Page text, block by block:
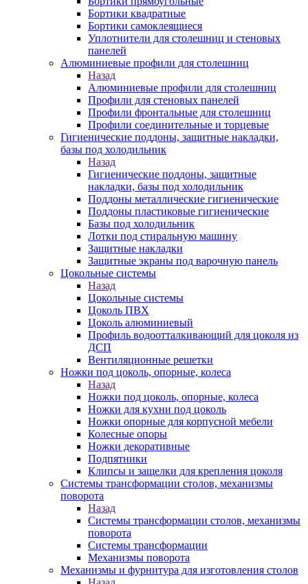
Бортики квадратные
Бортики самоклеящиеся
Уплотнители для столешниц и стеновых
панелей
Алюминиевые профили для столешниц
Назад
Алюминиевые профили для столешниц
Профили для стеновых панелей
Профили фронтальные для столешниц
Профили соединительные и торцевые
Гигиенические поддоны, защитные накладки,
базы под холодильник
Назад
Гигиенические поддоны, защитные
накладки, базы под холодильник
Поддоны металлические гигиенические
Поддоны пластиковые гигиенические
Базы под холодильник
Лотки под стиральную машину
Защитные накладки
Защитные экраны под варочную панель
Цокольные системы
Назад
Цокольные системы
Цоколь ПВХ
Цоколь алюминиевый
Профиль водоотталкивающий для цоколя из
ДСП
Вентиляционные решетки
Ножки под цоколь, опорные, колеса
Назад
Ножки под цоколь, опорные, колеса
Ножки для кухни под цоколь
Ножки опорные для корпусной мебели
Колесные опоры
Ножки декоративные
Подпятники
Клипсы и защелки для крепления цоколя
Системы трансформации столов, механизмы
поворота
Назад
Системы трансформации столов, механизмы
поворота
Системы трансформации
Механизмы поворота
Механизмы и фурнитура для изготовления столов